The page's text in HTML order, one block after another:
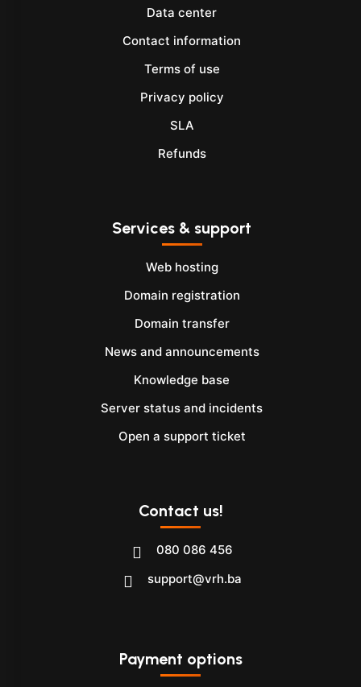
Data center
Contact information
Terms of use
Privacy policy
SLA
Refunds
Services & support
Web hosting
Domain registration
Domain transfer
News and announcements
Knowledge base
Server status and incidents
Open a support ticket
Contact us!
080 086 456
support@vrh.ba
Payment options